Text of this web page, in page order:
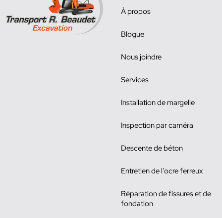
À propos
Blogue
Nous joindre
Services
Installation de margelle
Inspection par caméra
Descente de béton
Entretien de l’ocre ferreux
Réparation de fissures et de
fondation